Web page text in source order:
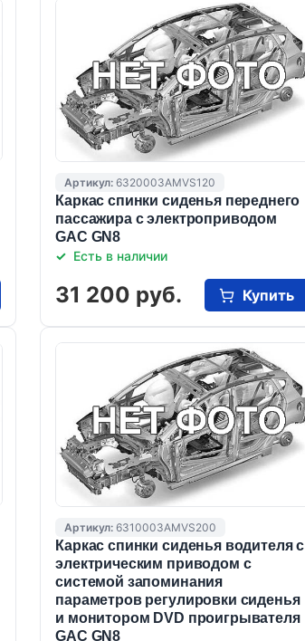
Артикул:6320003AMVS120
Каркас спинки сиденья переднего
пассажира с электроприводом
GAC GN8
Есть в наличии
31 200 руб. Купить
Артикул:6310003AMVS200
Каркас спинки сиденья водителя с
электрическим приводом с
системой запоминания
параметров регулировки сиденья
и монитором DVD проигрывателя
GAC GN8